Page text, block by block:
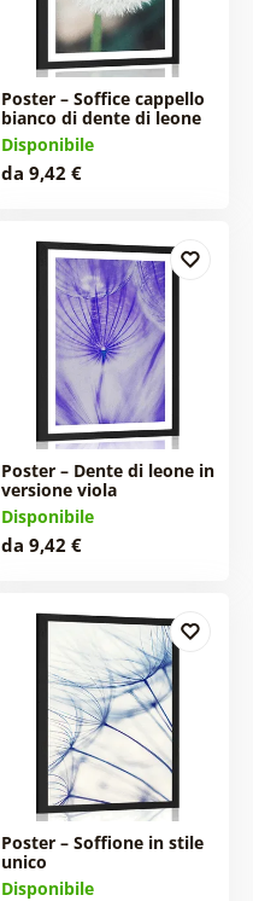
Poster – Soffice cappello
bianco di dente di leone
Disponibile
da 9,42 €
Poster – Dente di leone in
versione viola
Disponibile
da 9,42 €
Poster – Soffione in stile
unico
Disponibile